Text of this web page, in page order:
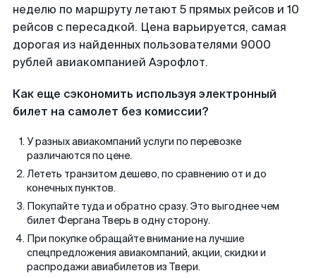
неделю по маршруту летают 5 прямых рейсов и 10
рейсов с пересадкой. Цена варьируется, самая
дорогая из найденных пользователями 9000
рублей авиакомпанией Аэрофлот.
Как еще сэкономить используя электронный
билет на самолет без комиссии?
У разных авиакомпаний услуги по перевозке
различаются по цене.
Лететь транзитом дешево, по сравнению от и до
конечных пунктов.
Покупайте туда и обратно сразу. Это выгоднее чем
билет Фергана Тверь в одну сторону.
При покупке обращайте внимание на лучшие
спецпредложения авиакомпаний, акции, скидки и
распродажи авиабилетов из Твери.